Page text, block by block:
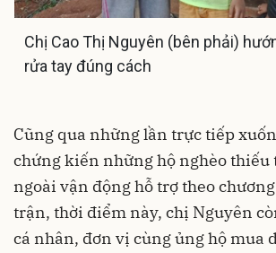
Chị Cao Thị Nguyên (bên phải)
rửa tay đúng cách
Cũng qua những lần trực tiếp
chứng kiến những hộ nghèo thiếu
ngoài vận động hỗ trợ theo
trận, thời điểm này, chị Nguyên
cá nhân, đơn vị cùng ủng hộ mua